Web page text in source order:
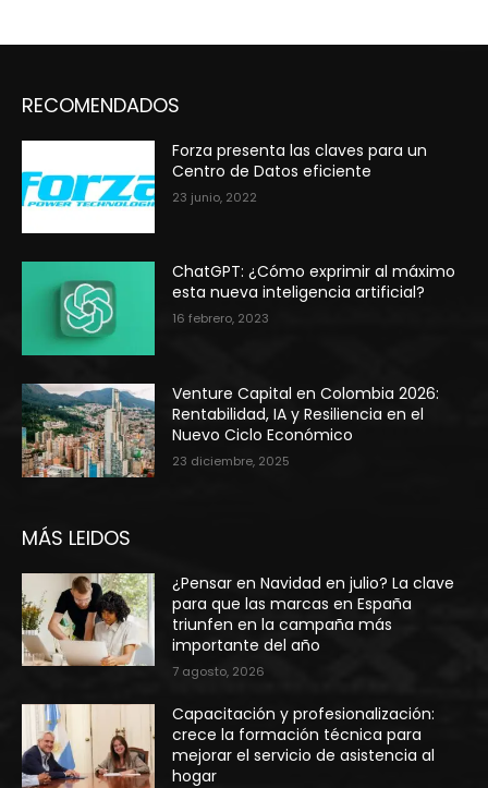
RECOMENDADOS
Forza presenta las claves para un
Centro de Datos eficiente
23 junio, 2022
ChatGPT: ¿Cómo exprimir al máximo
esta nueva inteligencia artificial?
16 febrero, 2023
Venture Capital en Colombia 2026:
Rentabilidad, IA y Resiliencia en el
Nuevo Ciclo Económico
23 diciembre, 2025
MÁS LEIDOS
¿Pensar en Navidad en julio? La clave
para que las marcas en España
triunfen en la campaña más
importante del año
7 agosto, 2026
Capacitación y profesionalización:
crece la formación técnica para
mejorar el servicio de asistencia al
hogar